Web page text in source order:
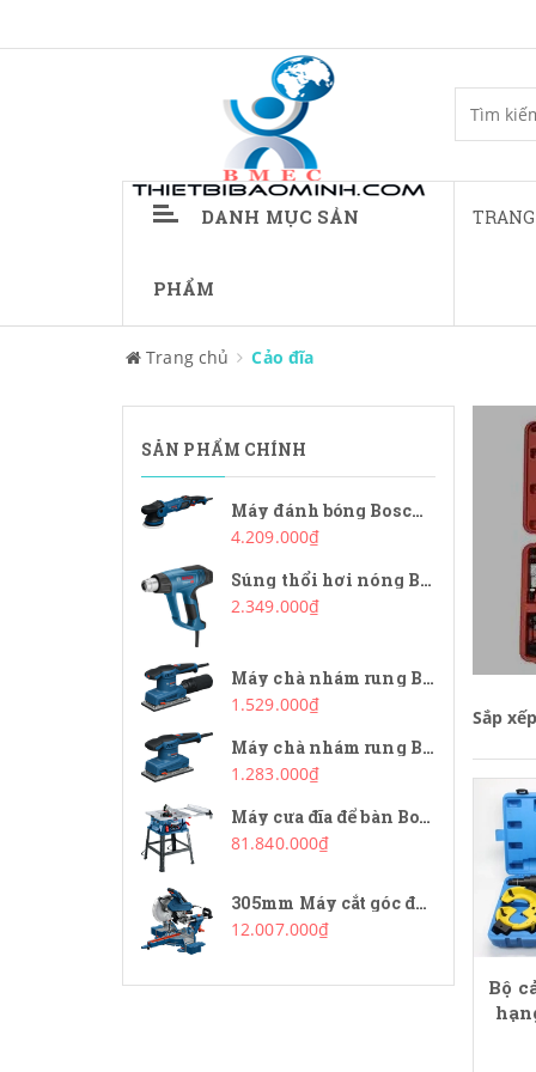
DANH MỤC SẢN
PHẨM
Trang chủ Cảo đĩa
Sắp
Bộ
SẢN PHẨM CHÍNH
Máy đánh bóng Bosch GPX9-125S
4.209.000₫
Súng thổi hơi nóng Bosch GHG 20-63
2.349.000₫
Máy chà nhám rung Bosch GSS 20-18 A
1.529.000₫
Máy chà nhám rung Bosch GSS 20-18
1.283.000₫
Máy cưa đĩa để bàn Bosch GTS 254
81.840.000₫
305mm Máy cắt góc đa năng Bosch GCM 340-305D
12.007.000₫